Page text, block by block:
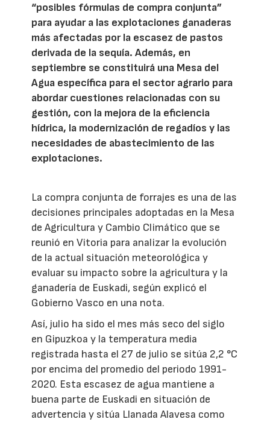
“posibles fórmulas de compra conjunta”
para ayudar a las explotaciones ganaderas
más afectadas por la escasez de pastos
derivada de la sequía. Además, en
septiembre se constituirá una Mesa del
Agua específica para el sector agrario para
abordar cuestiones relacionadas con su
gestión, con la mejora de la eficiencia
hídrica, la modernización de regadíos y las
necesidades de abastecimiento de las
explotaciones.
La compra conjunta de forrajes es una de las
decisiones principales adoptadas en la Mesa
de Agricultura y Cambio Climático que se
reunió en Vitoria para analizar la evolución
de la actual situación meteorológica y
evaluar su impacto sobre la agricultura y la
ganadería de Euskadi, según explicó el
Gobierno Vasco en una nota.
Así, julio ha sido el mes más seco del siglo
en Gipuzkoa y la temperatura media
registrada hasta el 27 de julio se sitúa 2,2 °C
por encima del promedio del periodo 1991-
2020. Esta escasez de agua mantiene a
buena parte de Euskadi en situación de
advertencia y sitúa Llanada Alavesa como